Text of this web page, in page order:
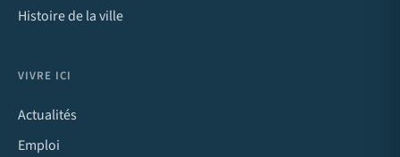
Histoire de la ville
VIVRE ICI
Actualités
Emploi